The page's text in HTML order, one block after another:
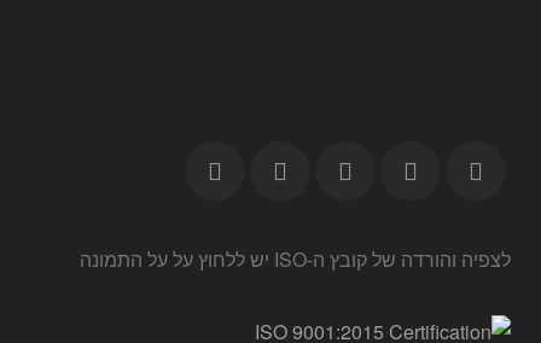
לצפיה והורדה של קובץ ה-ISO יש ללחוץ על על התמונה